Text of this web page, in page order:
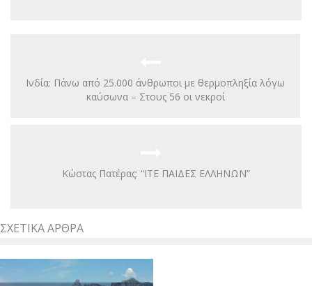
Ινδία: Πάνω από 25.000 άνθρωποι με θερμοπληξία λόγω
καύσωνα – Στους 56 οι νεκροί
Kώστας Πατέρας: “ΙΤΕ ΠΑΙΔΕΣ ΕΛΛΗΝΩΝ”
ΣΧΕΤΙΚΆ ΆΡΘΡΑ